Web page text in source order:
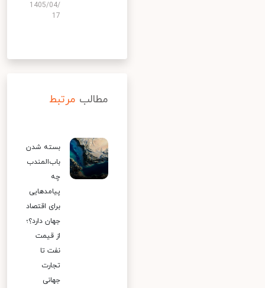
1405/04/
17
مطالب مرتبط
بسته شدن
باب‌المندب
چه
پیامدهایی
برای اقتصاد
جهان دارد؟؛
از قیمت
نفت تا
تجارت
جهانی